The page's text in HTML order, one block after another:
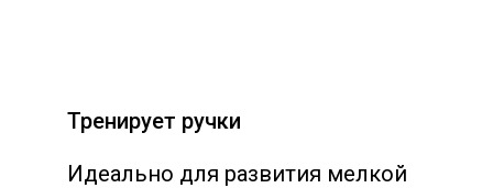
Тренирует ручки
Идеально для развития мелкой